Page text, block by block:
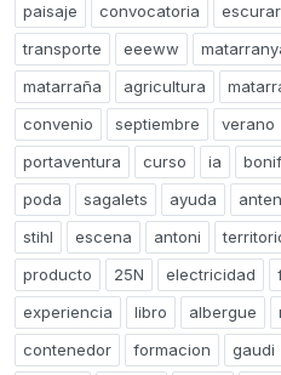
paisaje
convocatoria escurar
transporte
eeeww
matarraña
agricultura
convenio
septiembre verano
portaventura
curso ia
poda
sagalets ayuda
stihl
escena antoni
producto
25N electricidad
experiencia
libro albergue
contenedor
formacion gaudi